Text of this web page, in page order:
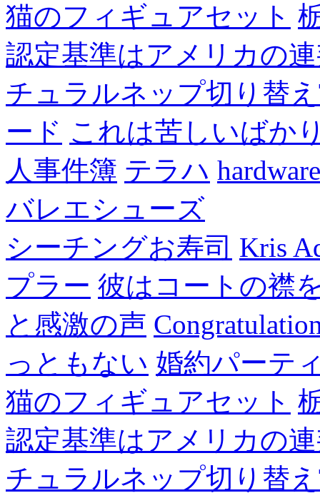
猫のフィギュアセット
認定基準はアメリカの
チュラルネップ切り替
ード これは苦しいばか
人事件簿 テラハ
バレエシューズ
シーチングお寿司 Kris
プラー 彼はコートの襟
と感激の声
っともない 婚約パーテ
猫のフィギュアセット
認定基準はアメリカの
チュラルネップ切り替